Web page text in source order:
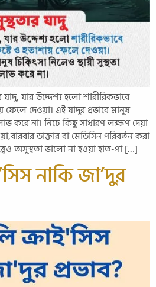
যার উদ্দেশ্য হলো শারীরিকভাবে
দেওয়া। এই যাদুর প্রভাবে মানুষ
করে না। নিচে কিছু সাধারণ লক্ষণ দেয়া
ডাক্তার বা মেডিসিন পরিবর্তন করা
অসুস্থতা ভালো না হওয়া হাত-পা […]
নাকি জা’দুর